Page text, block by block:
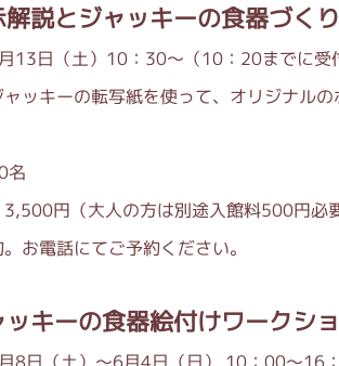
説とジャッキーの食器づくり
13日（土）10：30～（10：20までに受
ッキーの転写紙を使って、オリジナル
名
3,500円（大人の方は別途入館料500円必
お電話にてご予約ください。
キーの食器絵付けワークシ